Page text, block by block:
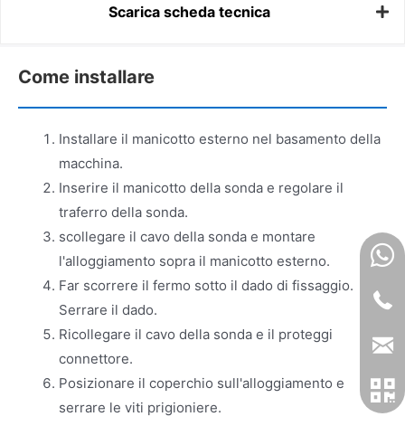
Scarica scheda tecnica
Come installare
Installare il manicotto esterno nel basamento della
macchina.
Inserire il manicotto della sonda e regolare il
traferro della sonda.
scollegare il cavo della sonda e montare
l'alloggiamento sopra il manicotto esterno.
Far scorrere il fermo sotto il dado di fissaggio.
Serrare il dado.
Ricollegare il cavo della sonda e il proteggi
connettore.
Posizionare il coperchio sull'alloggiamento e
serrare le viti prigioniere.